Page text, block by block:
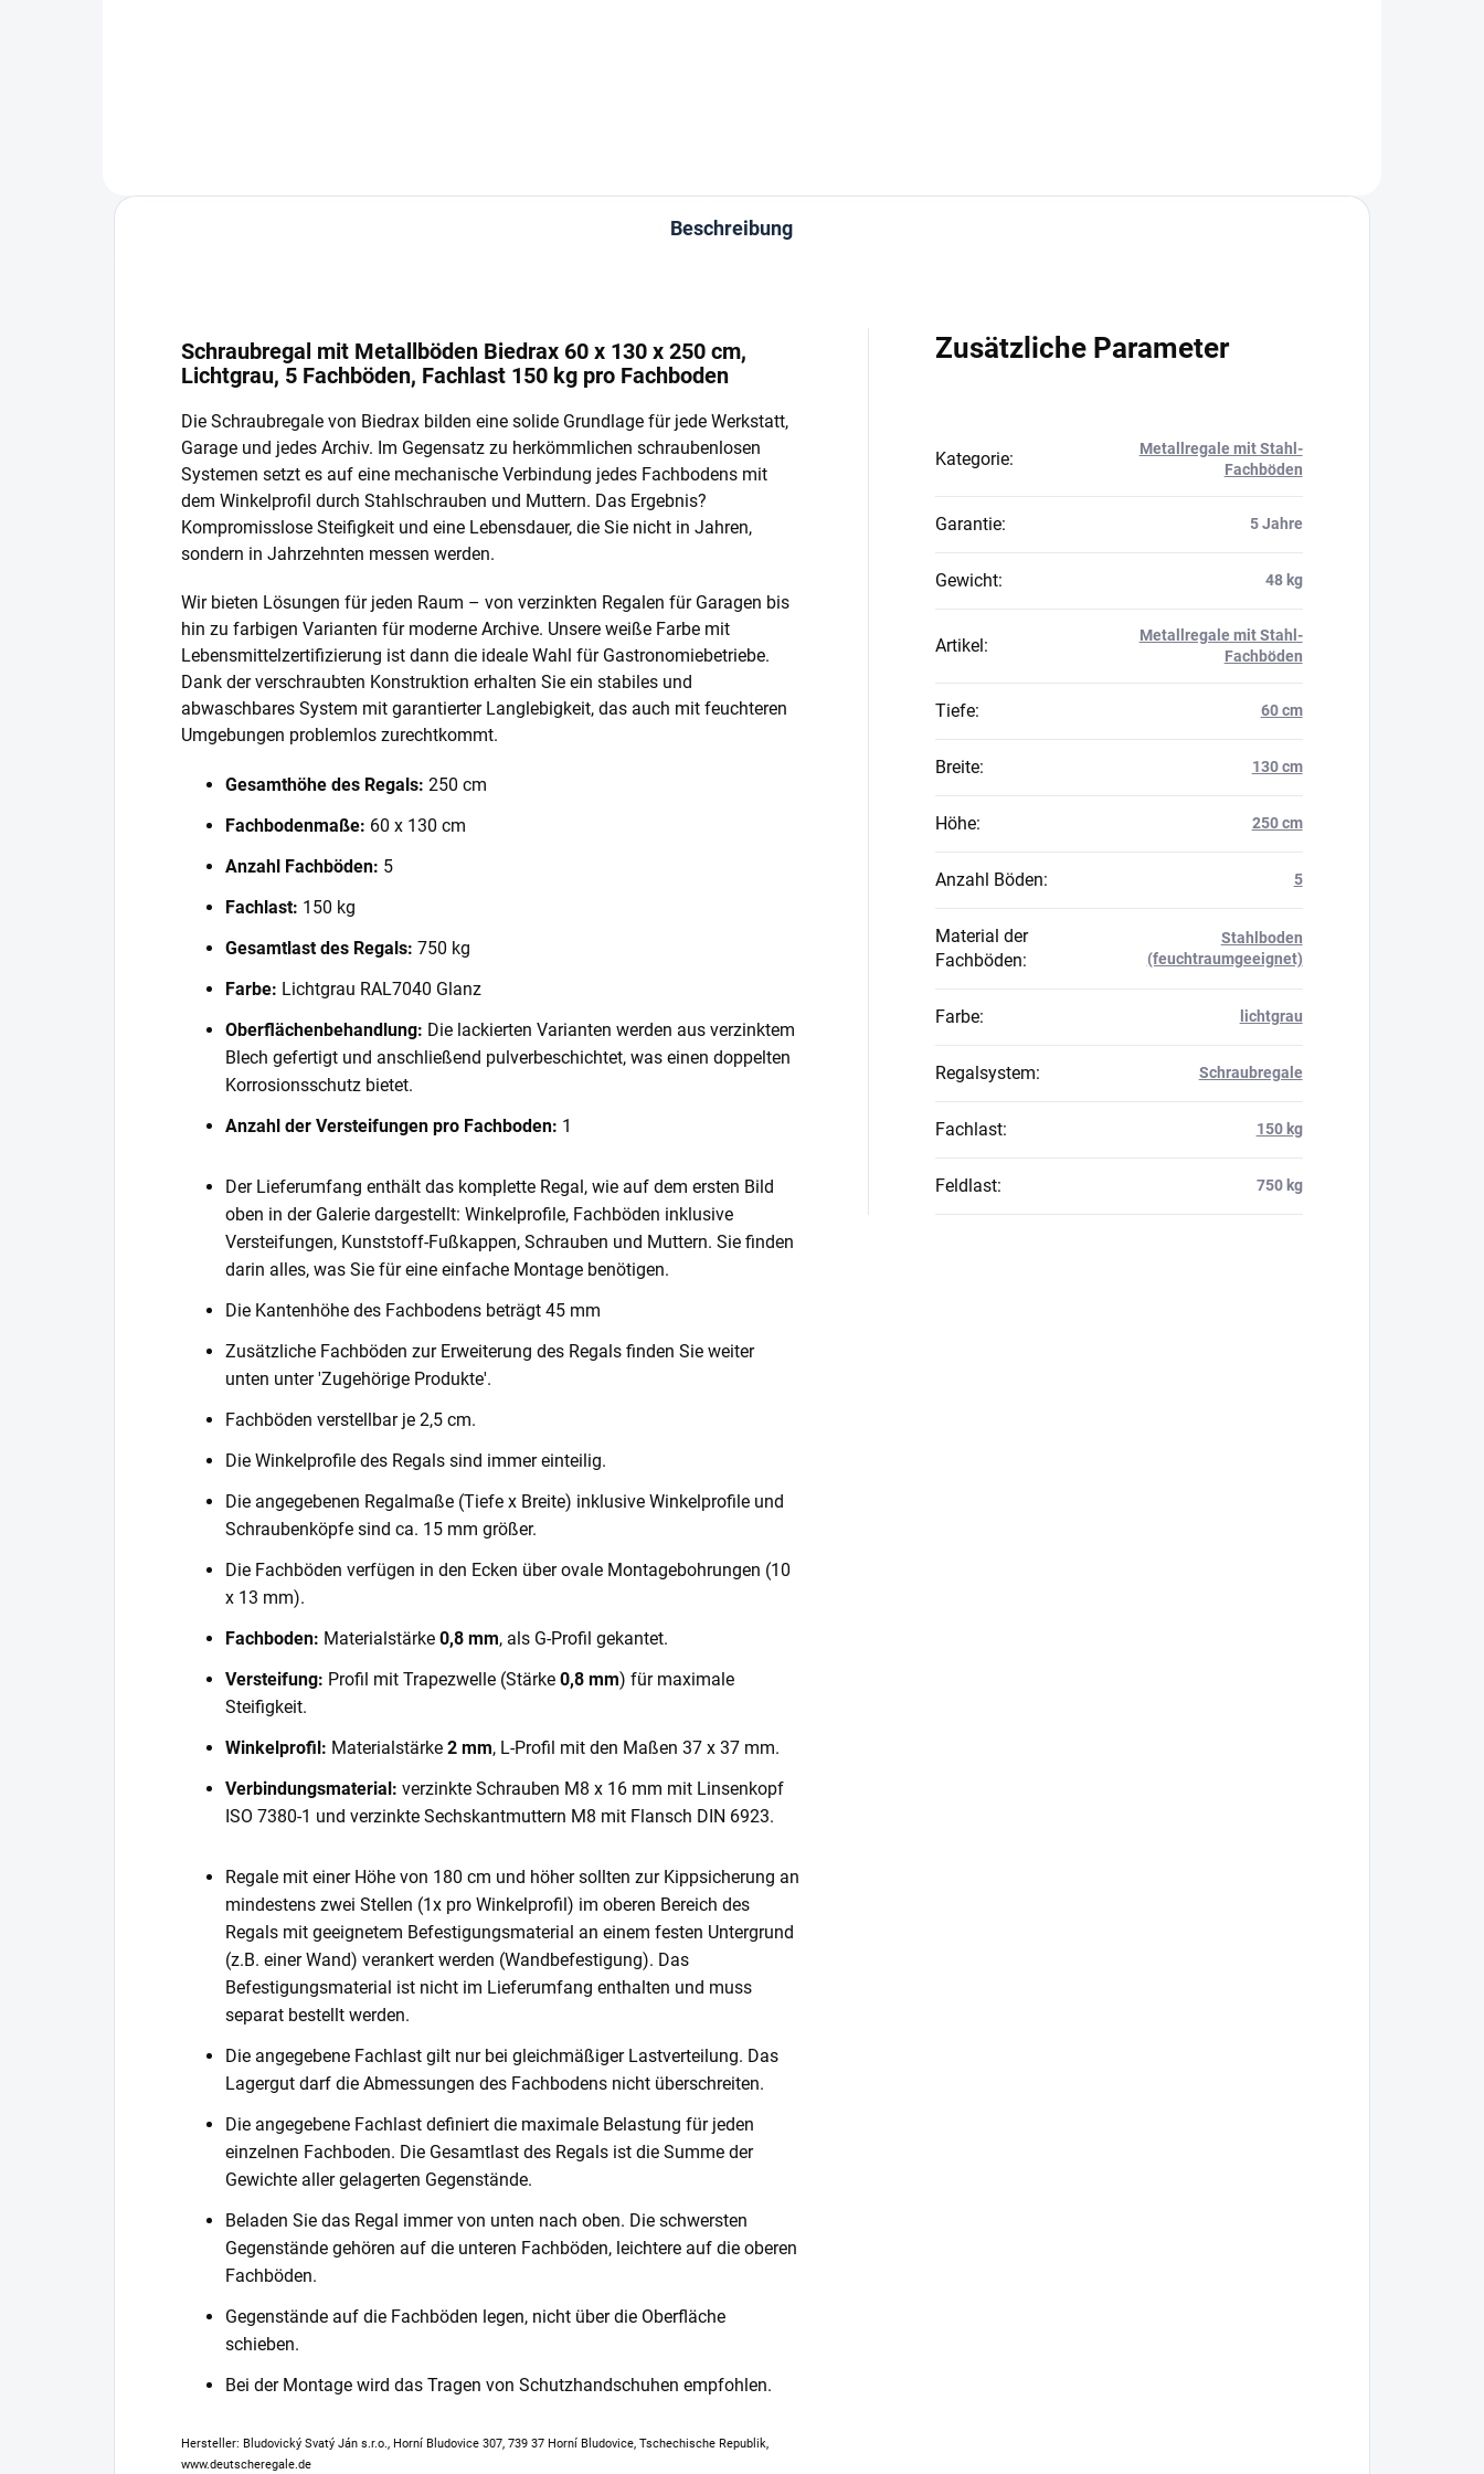
Beschreibung
Schraubregal mit Metallböden Biedrax 60 x 130 x 250 cm,
Lichtgrau, 5 Fachböden, Fachlast 150 kg pro Fachboden
Die Schraubregale von Biedrax bilden eine solide Grundlage für jede Werkstatt,
Garage und jedes Archiv. Im Gegensatz zu herkömmlichen schraubenlosen
Systemen setzt es auf eine mechanische Verbindung jedes Fachbodens mit
dem Winkelprofil durch Stahlschrauben und Muttern. Das Ergebnis?
Kompromisslose Steifigkeit und eine Lebensdauer, die Sie nicht in Jahren,
sondern in Jahrzehnten messen werden.
Wir bieten Lösungen für jeden Raum – von verzinkten Regalen für Garagen bis
hin zu farbigen Varianten für moderne Archive. Unsere weiße Farbe mit
Lebensmittelzertifizierung ist dann die ideale Wahl für Gastronomiebetriebe.
Dank der verschraubten Konstruktion erhalten Sie ein stabiles und
abwaschbares System mit garantierter Langlebigkeit, das auch mit feuchteren
Umgebungen problemlos zurechtkommt.
Gesamthöhe des Regals: 250 cm
Fachbodenmaße: 60 x 130 cm
Anzahl Fachböden: 5
Fachlast: 150 kg
Gesamtlast des Regals: 750 kg
Farbe: Lichtgrau RAL7040 Glanz
Oberflächenbehandlung: Die lackierten Varianten werden aus verzinktem
Blech gefertigt und anschließend pulverbeschichtet, was einen doppelten
Korrosionsschutz bietet.
Anzahl der Versteifungen pro Fachboden: 1
Der Lieferumfang enthält das komplette Regal, wie auf dem ersten Bild
oben in der Galerie dargestellt: Winkelprofile, Fachböden inklusive
Versteifungen, Kunststoff-Fußkappen, Schrauben und Muttern. Sie finden
darin alles, was Sie für eine einfache Montage benötigen.
Die Kantenhöhe des Fachbodens beträgt 45 mm
Zusätzliche Fachböden zur Erweiterung des Regals finden Sie weiter
unten unter 'Zugehörige Produkte'.
Fachböden verstellbar je 2,5 cm.
Die Winkelprofile des Regals sind immer einteilig.
Die angegebenen Regalmaße (Tiefe x Breite) inklusive Winkelprofile und
Schraubenköpfe sind ca. 15 mm größer.
Die Fachböden verfügen in den Ecken über ovale Montagebohrungen (10
x 13 mm).
Fachboden: Materialstärke 0,8 mm, als G-Profil gekantet.
Versteifung: Profil mit Trapezwelle (Stärke 0,8 mm) für maximale
Steifigkeit.
Winkelprofil: Materialstärke 2 mm, L-Profil mit den Maßen 37 x 37 mm.
Verbindungsmaterial: verzinkte Schrauben M8 x 16 mm mit Linsenkopf
ISO 7380-1 und verzinkte Sechskantmuttern M8 mit Flansch DIN 6923.
Regale mit einer Höhe von 180 cm und höher sollten zur Kippsicherung an
mindestens zwei Stellen (1x pro Winkelprofil) im oberen Bereich des
Regals mit geeignetem Befestigungsmaterial an einem festen Untergrund
(z.B. einer Wand) verankert werden (Wandbefestigung). Das
Befestigungsmaterial ist nicht im Lieferumfang enthalten und muss
separat bestellt werden.
Die angegebene Fachlast gilt nur bei gleichmäßiger Lastverteilung. Das
Lagergut darf die Abmessungen des Fachbodens nicht überschreiten.
Die angegebene Fachlast definiert die maximale Belastung für jeden
einzelnen Fachboden. Die Gesamtlast des Regals ist die Summe der
Gewichte aller gelagerten Gegenstände.
Beladen Sie das Regal immer von unten nach oben. Die schwersten
Gegenstände gehören auf die unteren Fachböden, leichtere auf die oberen
Fachböden.
Gegenstände auf die Fachböden legen, nicht über die Oberfläche
schieben.
Bei der Montage wird das Tragen von Schutzhandschuhen empfohlen.
Hersteller: Bludovický Svatý Ján s.r.o., Horní Bludovice 307, 739 37 Horní Bludovice, Tschechische Republik,
www.deutscheregale.de
Zusätzliche Parameter
Kategorie:
Metallregale mit Stahl-
Fachböden
Garantie: 5 Jahre
Gewicht: 48 kg
Artikel:
Metallregale mit Stahl-
Fachböden
Tiefe: 60 cm
Breite: 130 cm
Höhe: 250 cm
Anzahl Böden: 5
Material der
Fachböden:
Stahlboden
(feuchtraumgeeignet)
Farbe: lichtgrau
Regalsystem: Schraubregale
Fachlast: 150 kg
Feldlast: 750 kg